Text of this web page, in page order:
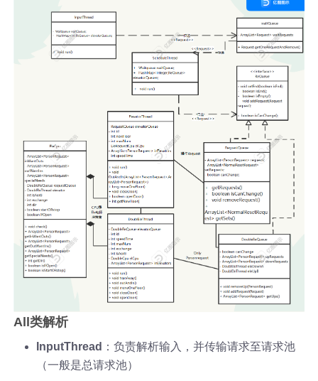
All类解析
InputThread ：负责解析输入，并传输请求至请求池
（一般是总请求池）